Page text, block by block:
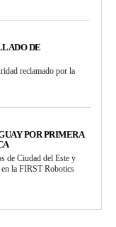
DE
reclamado por la
POR PRIMERA
de Ciudad del Este y
en la FIRST Robotics